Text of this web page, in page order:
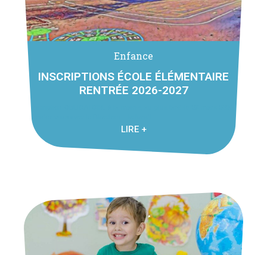
Enfance
INSCRIPTIONS ÉCOLE ÉLÉMENTAIRE
RENTRÉE 2026-2027
Inscription OBLIGATOIRE à la mairie, au plus tard le 28 mars 2026
Rendez-vous avec le Directeur : le lundi ...
LIRE +